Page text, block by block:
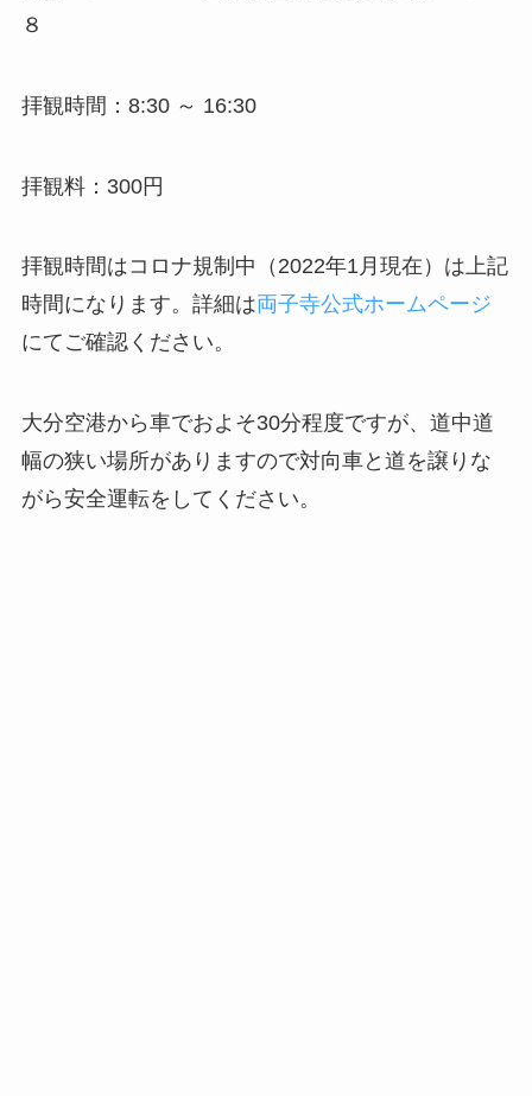
８
拝観時間：8:30 ～ 16:30
拝観料：300円
拝観時間はコロナ規制中（2022年1月現在）は上記
時間になります。詳細は両子寺公式ホームページ
にてご確認ください。
大分空港から車でおよそ30分程度ですが、道中道
幅の狭い場所がありますので対向車と道を譲りな
がら安全運転をしてください。